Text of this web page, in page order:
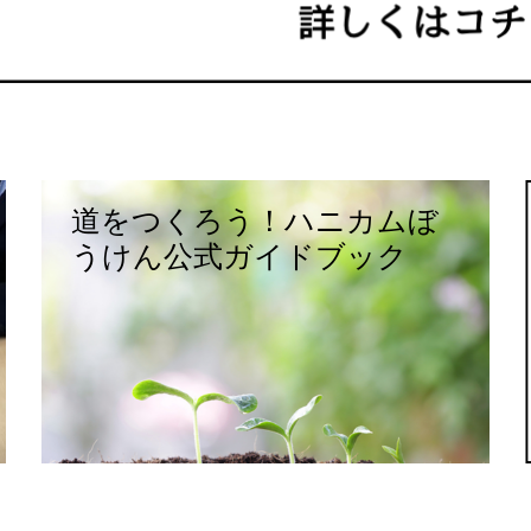
道をつくろう！ハニカムぼ
うけん公式ガイドブック